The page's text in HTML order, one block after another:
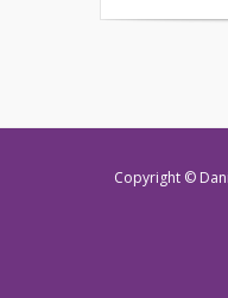
Copyright ©